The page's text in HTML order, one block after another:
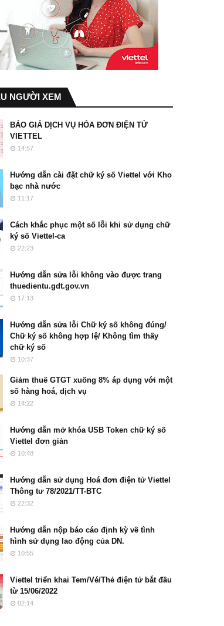
NGƯỜI XEM
BÁO GIÁ DỊCH VỤ HÓA ĐƠN ĐIỆN TỬ
VIETTEL
14:57
Hướng dẫn cài đặt chữ ký số Viettel với Kho
bạc nhà nước
11:17
Cách khắc phục một số lỗi khi sử dụng chữ
ký số Viettel-ca
22:23
Hướng dẫn sửa lỗi không vào được trang
thuedientu.gdt.gov.vn
17:13
Hướng dẫn sửa lỗi Chữ ký số không đúng/
Chữ ký số không hợp lệ/ Không tìm thấy
chữ ký số
10:37
Giảm thuế GTGT xuống 8% áp dụng với một
số hàng hoá, dịch vụ
14:22
Hướng dẫn mở khóa USB Token chữ ký số
Viettel đơn giản
10:48
Hướng dẫn sử dụng Hoá đơn điện tử Viettel
Thông tư 78/2021/TT-BTC
22:32
Hướng dẫn nộp báo cáo định kỳ về tình
hình sử dụng lao động của DN.
10:55
Viettel triển khai Tem/Vé/Thẻ điện tử bắt đầu
từ 15/06/2022
02:14